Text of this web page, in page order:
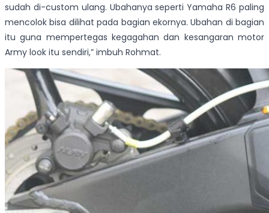
sudah di-custom ulang. Ubahanya seperti Yamaha R6 paling
mencolok bisa dilihat pada bagian ekornya. Ubahan di bagian
itu guna mempertegas kegagahan dan kesangaran motor
Army look itu sendiri,” imbuh Rohmat.